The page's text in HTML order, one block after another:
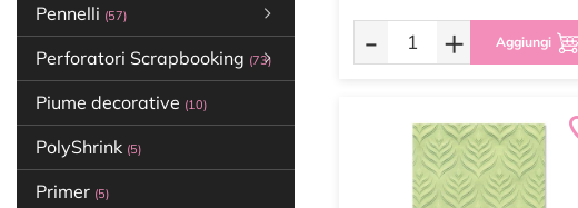
Pennelli (57)
Perforatori Scrapbooking (73)
Piume decorative (10)
PolyShrink (5)
Primer (5)
- + Aggiungi